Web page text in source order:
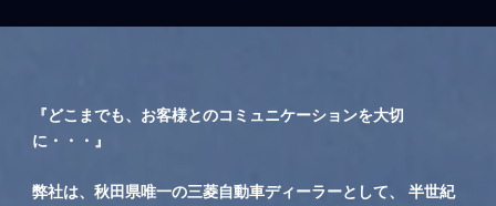
『どこまでも、お客様とのコミュニケーションを大切
に・・・』
弊社は、秋田県唯一の三菱自動車ディーラーとして、 半世紀